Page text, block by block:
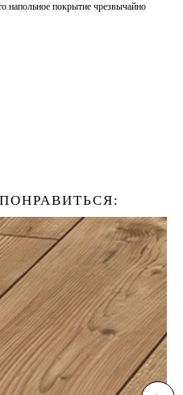
напольное покрытие чрезвычайно